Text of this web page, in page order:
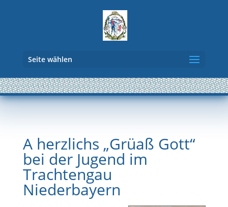
Seite wählen
A herzlichs „Grüaß Gott“
bei der Jugend im
Trachtengau
Niederbayern